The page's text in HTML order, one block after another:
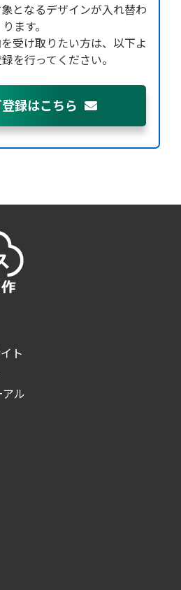
となるデザインが入れ替わ
ります。
受け取りたい方は、 以下よ
を行ってください。
録はこちら
ト
ル